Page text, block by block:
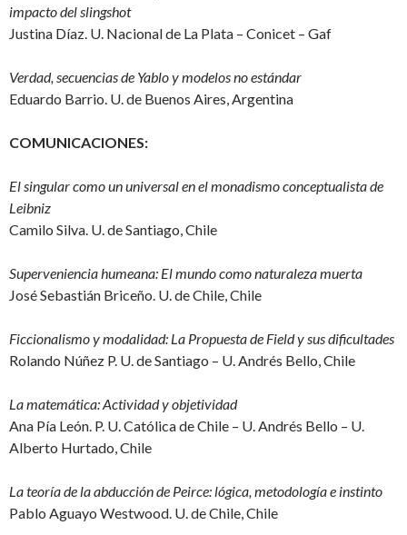
impacto del slingshot
Justina Díaz. U. Nacional de La Plata – Conicet – Gaf
Verdad, secuencias de Yablo y modelos no estándar
Eduardo Barrio. U. de Buenos Aires, Argentina
COMUNICACIONES:
El singular como un universal en el monadismo conceptualista de
Leibniz
Camilo Silva. U. de Santiago, Chile
Superveniencia humeana: El mundo como naturaleza muerta
José Sebastián Briceño. U. de Chile, Chile
Ficcionalismo y modalidad: La Propuesta de Field y sus dificultades
Rolando Núñez P. U. de Santiago – U. Andrés Bello, Chile
La matemática: Actividad y objetividad
Ana Pía León. P. U. Católica de Chile – U. Andrés Bello – U.
Alberto Hurtado, Chile
La teoría de la abducción de Peirce: lógica, metodología e instinto
Pablo Aguayo Westwood. U. de Chile, Chile